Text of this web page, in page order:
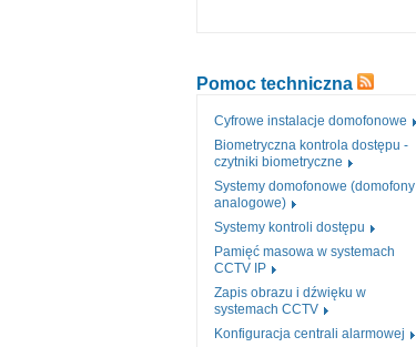
Pomoc techniczna
Cyfrowe instalacje domofonowe
Biometryczna kontrola dostępu -
czytniki biometryczne
Systemy domofonowe (domofony
analogowe)
Systemy kontroli dostępu
Pamięć masowa w systemach
CCTV IP
Zapis obrazu i dźwięku w
systemach CCTV
Konfiguracja centrali alarmowej